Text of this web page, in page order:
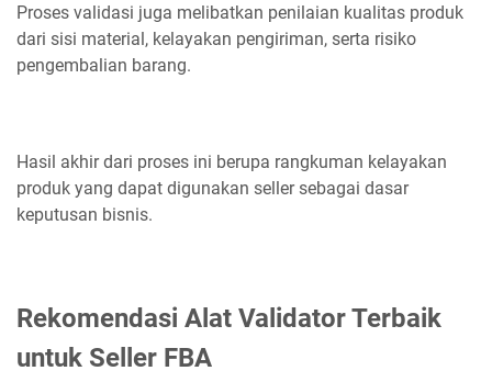
Proses validasi juga melibatkan penilaian kualitas produk
dari sisi material, kelayakan pengiriman, serta risiko
pengembalian barang.
Hasil akhir dari proses ini berupa rangkuman kelayakan
produk yang dapat digunakan seller sebagai dasar
keputusan bisnis.
Rekomendasi Alat Validator Terbaik
untuk Seller FBA